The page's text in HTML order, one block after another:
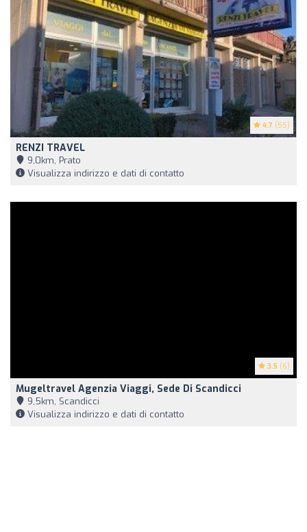
4.7 (55)
RENZI TRAVEL
9,0km, Prato
Visualizza indirizzo e dati di contatto
3.5 (6)
Mugeltravel Agenzia Viaggi, Sede Di Scandicci
9,5km, Scandicci
Visualizza indirizzo e dati di contatto